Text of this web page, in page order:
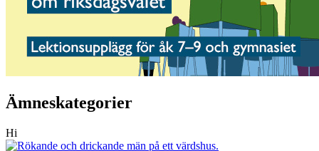
Ämneskategorier
Hi